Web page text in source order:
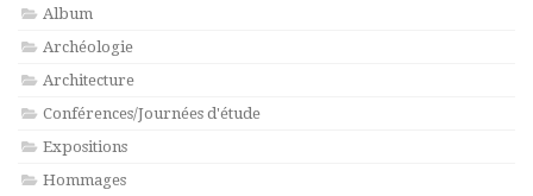
Album
Archéologie
Architecture
Conférences/Journées d'étude
Expositions
Hommages